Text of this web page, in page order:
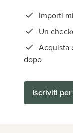
Importi
Un
Acquista
dopo
Iscriviti